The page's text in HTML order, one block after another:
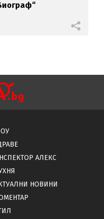
АЛЕКС
НОВИНИ